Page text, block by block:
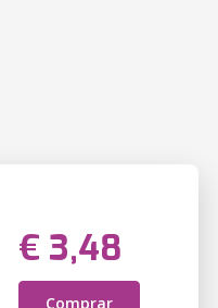
€ 3,48
Comprar